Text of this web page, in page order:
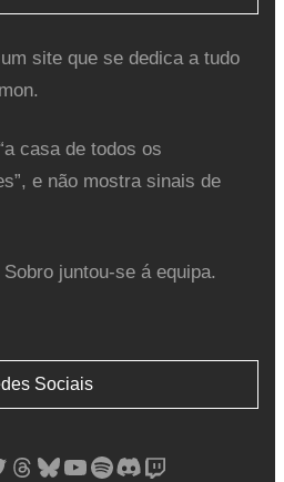
site que se dedica a tudo
casa de todos os
e não mostra sinais de
juntou-se á equipa.
Sociais
Threads Bluesky YouTube Spotify Discord Twitch